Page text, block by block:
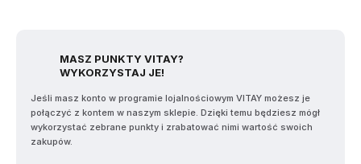
MASZ PUNKTY VITAY?
WYKORZYSTAJ JE!
Jeśli masz konto w programie lojalnościowym VITAY możesz je
połączyć z kontem w naszym sklepie. Dzięki temu będziesz mógł
wykorzystać zebrane punkty i zrabatować nimi wartość swoich
zakupów.